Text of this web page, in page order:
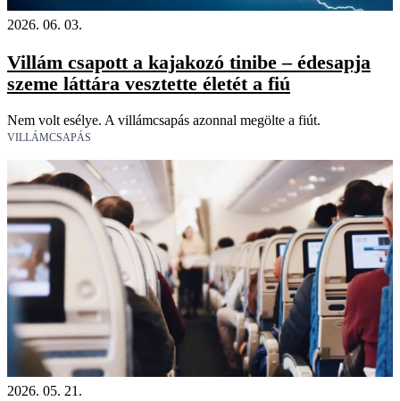
2026. 06. 03.
Villám csapott a kajakozó tinibe – édesapja
szeme láttára vesztette életét a fiú
Nem volt esélye. A villámcsapás azonnal megölte a fiút.
VILLÁMCSAPÁS
2026. 05. 21.